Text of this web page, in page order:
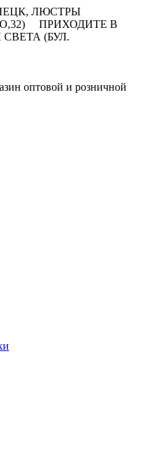
ЛЮСТРЫ
ПРИХОДИТЕ В
(БУЛ.
оптовой и розничной